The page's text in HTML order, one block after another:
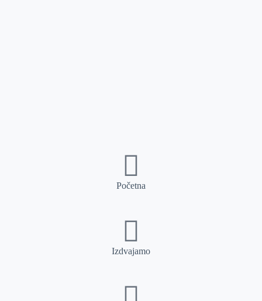
Početna
Izdvajamo